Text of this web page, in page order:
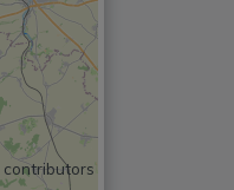
contributors